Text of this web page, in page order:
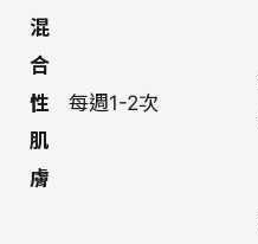
混
合
性
肌
膚
每週1-2次